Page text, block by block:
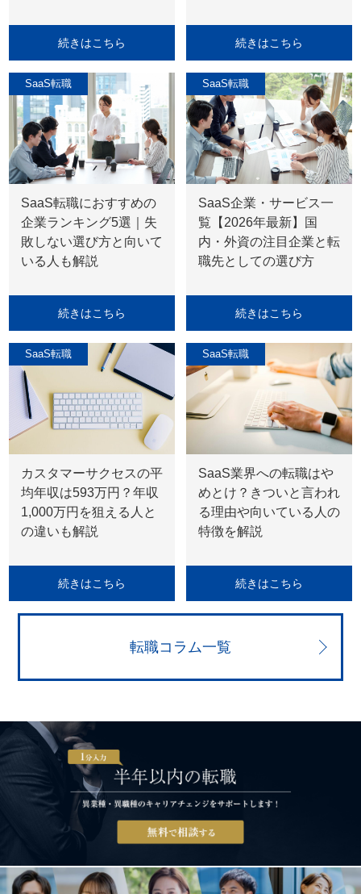
続きはこちら 続きはこちら
SaaS転職
SaaS転職におすすめの
企業ランキング5選｜失
敗しない選び方と向いて
いる人も解説
続きはこちら
SaaS転職
SaaS企業・サービス一
覧【2026年最新】国
内・外資の注目企業と転
職先としての選び方
続きはこちら
SaaS転職
カスタマーサクセスの平
均年収は593万円？年収
1,000万円を狙える人と
の違いも解説
続きはこちら
SaaS転職
SaaS業界への転職はや
めとけ？きついと言われ
る理由や向いている人の
特徴を解説
続きはこちら
転職コラム一覧